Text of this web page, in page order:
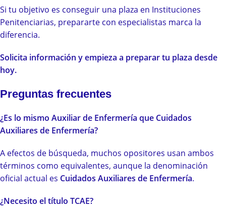
Si tu objetivo es conseguir una plaza en Instituciones
Penitenciarias, prepararte con especialistas marca la
diferencia.
Solicita información y empieza a preparar tu plaza desde
hoy.
Preguntas frecuentes
¿Es lo mismo Auxiliar de Enfermería que Cuidados
Auxiliares de Enfermería?
A efectos de búsqueda, muchos opositores usan ambos
términos como equivalentes, aunque la denominación
oficial actual es Cuidados Auxiliares de Enfermería.
¿Necesito el título TCAE?